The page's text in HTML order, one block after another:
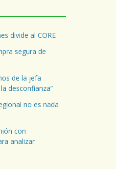
divide al CORE
segura de
de la jefa
desconfianza”
no es nada
con
analizar